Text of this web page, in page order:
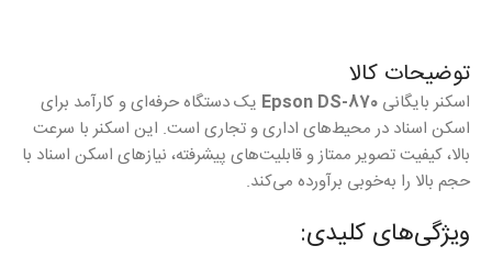
توضیحات کالا
اسکنر بایگانی Epson DS-870 یک دستگاه حرفه‌ای و کارآمد برای
اسکن اسناد در محیط‌های اداری و تجاری است. این اسکنر با سرعت
بالا، کیفیت تصویر ممتاز و قابلیت‌های پیشرفته، نیازهای اسکن اسناد با
حجم بالا را به‌خوبی برآورده می‌کند.
ویژگی‌های کلیدی: